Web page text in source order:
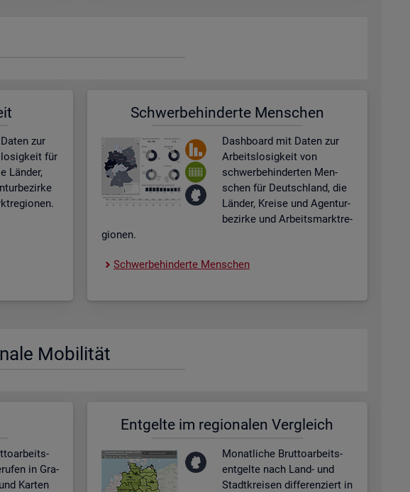
zur
für
Län­der,
Schwer­be­hin­der­te Men­schen
Dash­board mit Daten zur
Ar­beits­lo­sig­keit von
schwer­be­hin­der­ten Men­
schen für Deutsch­land, die
Län­der, Krei­se und Agen­tur­
be­zir­ke und Ar­beits­markt­re­
gio­nen.
Schwer­be­hin­der­te Men­schen
Mo­bi­li­tät
in Gra­
Kar­ten
Ent­gel­te im re­gio­na­len Ver­gleich
Mo­nat­li­che Brut­to­ar­beits­
ent­gel­te nach Land- und
Stadt­krei­sen dif­fe­ren­ziert in